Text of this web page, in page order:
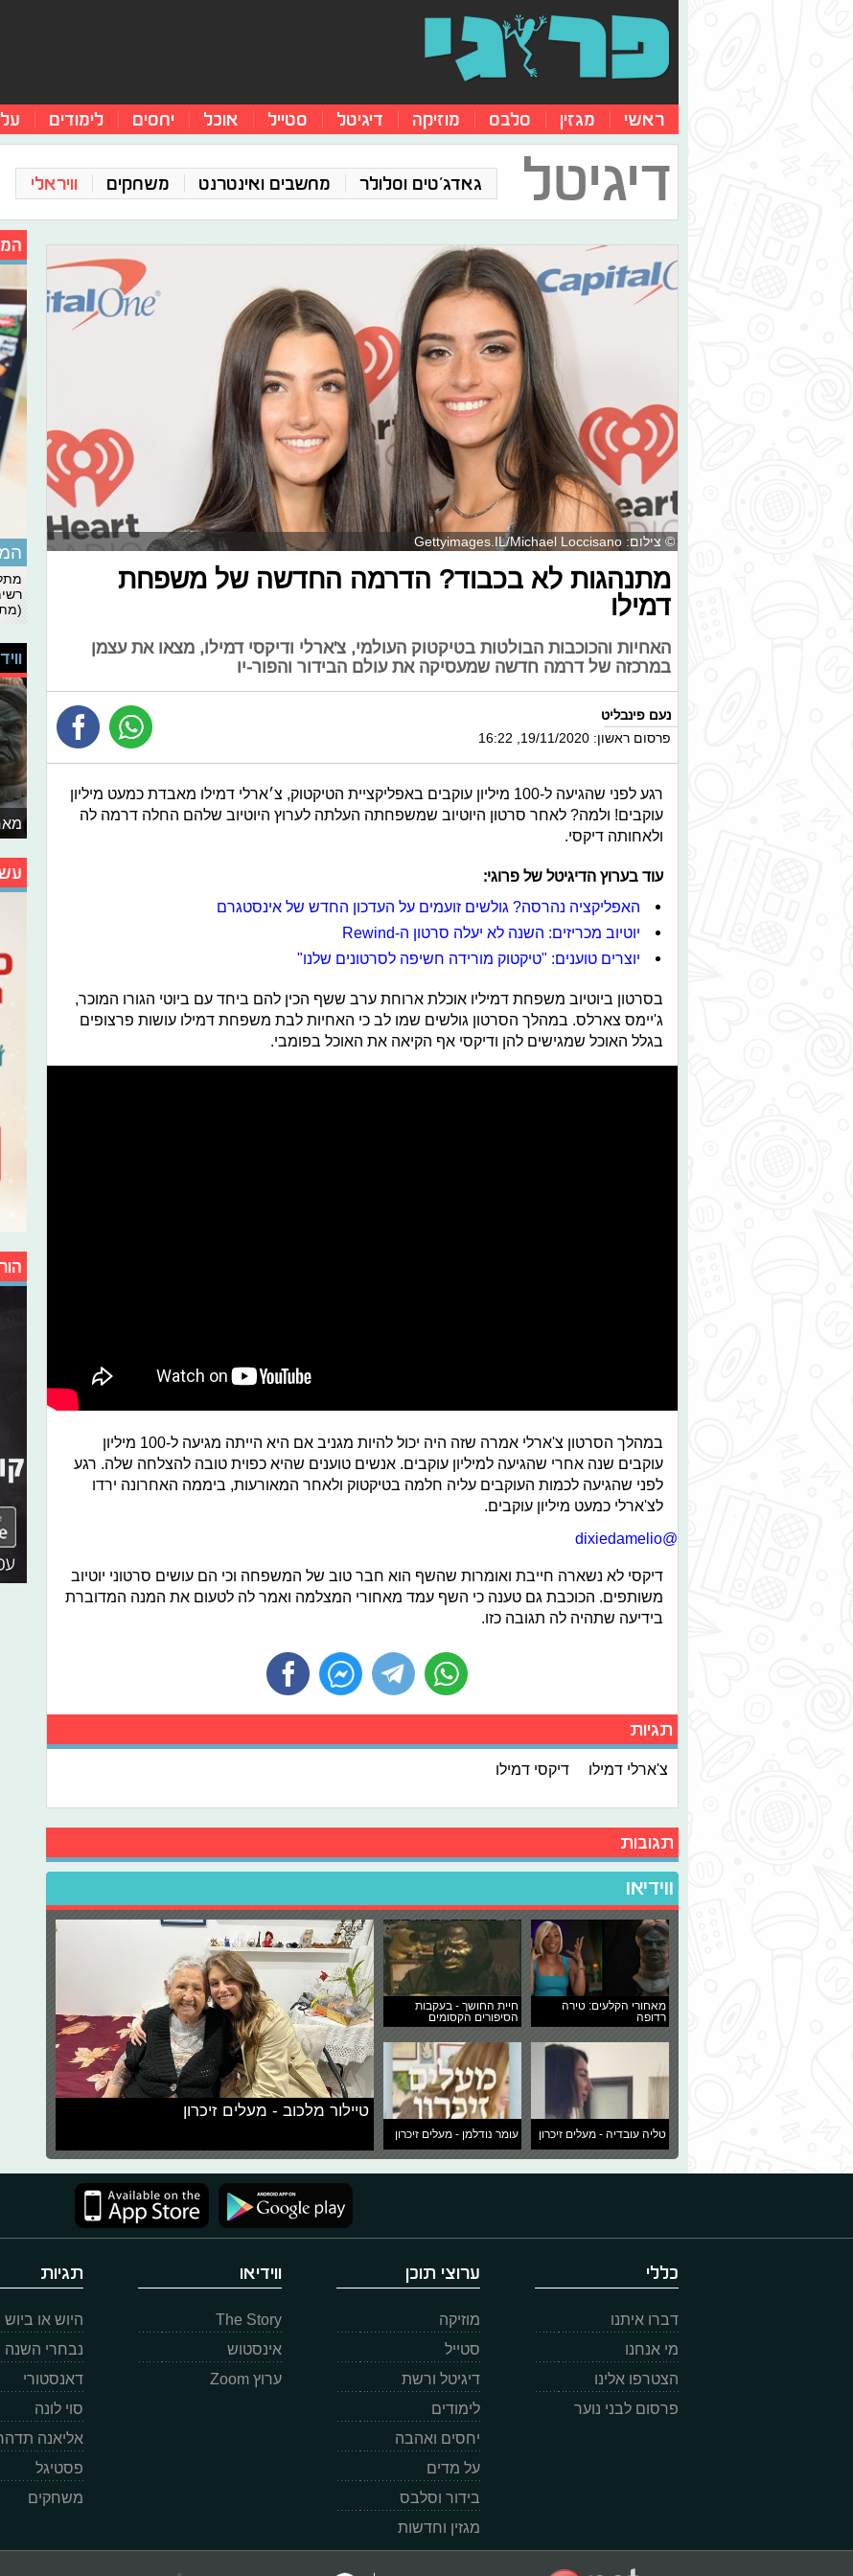
ראשי מגזין סלבס מוזיקה דיגיטל סטייל אוכל יחסים לימודים
דיגיטל גאדג'טים וסלולר מחשבים ואינטרנט משחקים וויראלי
© צילום: Gettyimages.IL/Michael Loccisano
מתנהגות לא בכבוד? הדרמה החדשה של משפחת
דמילו
האחיות והכוכבות הבולטות בטיקטוק העולמי, צ'ארלי ודיקסי דמילו, מצאו את עצמן
במרכזה של דרמה חדשה שמעסיקה את עולם הבידור והפור-יו
נעם פינבליט
פרסום ראשון: 19/11/2020, 16:22
רגע לפני שהגיעה ל-100 מיליון עוקבים באפליקציית הטיקטוק, צ׳ארלי דמילו מאבדת כמעט מיליון
עוקבים! ולמה? לאחר סרטון היוטיוב שמשפחתה העלתה לערוץ היוטיוב שלהם החלה דרמה לה
ולאחותה דיקסי.
עוד בערוץ הדיגיטל של פרוגי:
האפליקציה נהרסה? גולשים זועמים על העדכון החדש של אינסטגרם
יוטיוב מכריזים: השנה לא יעלה סרטון ה-Rewind
יוצרים טוענים: "טיקטוק מורידה חשיפה לסרטונים שלנו"
בסרטון ביוטיוב משפחת דמיליו אוכלת ארוחת ערב ששף הכין להם ביחד עם ביוטי הגורו המוכר,
ג'יימס צארלס. במהלך הסרטון גולשים שמו לב כי האחיות לבת משפחת דמילו עושות פרצופים
בגלל האוכל שמגישים להן ודיקסי אף הקיאה את האוכל בפומבי.
במהלך הסרטון צ'ארלי אמרה שזה היה יכול להיות מגניב אם היא הייתה מגיעה ל-100 מיליון
עוקבים שנה אחרי שהגיעה למיליון עוקבים. אנשים טוענים שהיא כפוית טובה להצלחה שלה. רגע
לפני שהגיעה לכמות העוקבים עליה חלמה בטיקטוק ולאחר המאורעות, ביממה האחרונה ירדו
לצ'ארלי כמעט מיליון עוקבים.
@dixiedamelio
דיקסי לא נשארה חייבת ואומרות שהשף הוא חבר טוב של המשפחה וכי הם עושים סרטוני יוטיוב
משותפים. הכוכבת גם טענה כי השף עמד מאחורי המצלמה ואמר לה לטעום את המנה המדוברת
בידיעה שתהיה לה תגובה כזו.
תגיות
צ'ארלי דמילו דיקסי דמילו
תגובות
ווידיאו
מאחורי הקלעים: טירה
רדופה
חיית החושך - בעקבות
הסיפורים הקסומים
טליה עובדיה - מעלים זיכרון עומר נודלמן - מעלים זיכרון
טיילור מלכוב - מעלים זיכרון
כללי
דברו איתנו
מי אנחנו
הצטרפו אלינו
פרסום לבני נוער
ערוצי תוכן
מוזיקה
סטייל
דיגיטל ורשת
לימודים
יחסים ואהבה
על מדים
בידור וסלבס
מגזין וחדשות
ווידיאו
The Story
אינסטוש
ערוץ Zoom
תגיות
היוש או ביוש
נבחרי השנה
דאנסטורי
סוי לונה
אליאנה
פסטיגל
משחקים